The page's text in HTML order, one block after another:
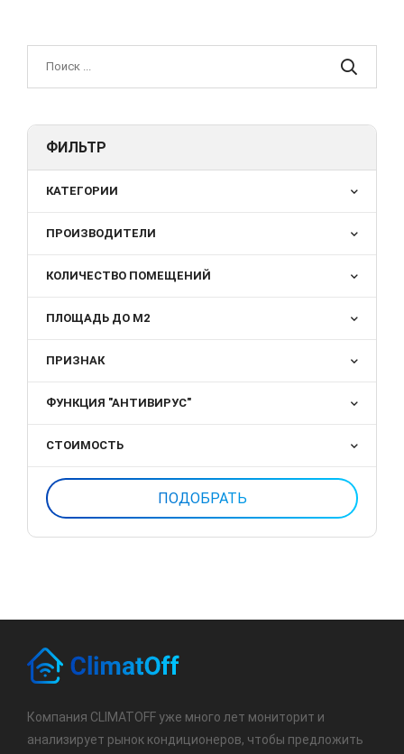
ФИЛЬТР
КАТЕГОРИИ
ПРОИЗВОДИТЕЛИ
КОЛИЧЕСТВО ПОМЕЩЕНИЙ
ПЛОЩАДЬ ДО М2
ПРИЗНАК
ФУНКЦИЯ "АНТИВИРУС"
СТОИМОСТЬ
Компания CLIMATOFF уже много лет мониторит и
анализирует рынок кондиционеров, чтобы предложить